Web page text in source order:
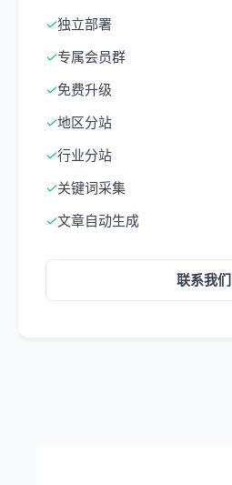
✓独立部署
✓专属会员群
✓免费升级
✓地区分站
✓行业分站
✓关键词采集
✓文章自动生成
联系我们